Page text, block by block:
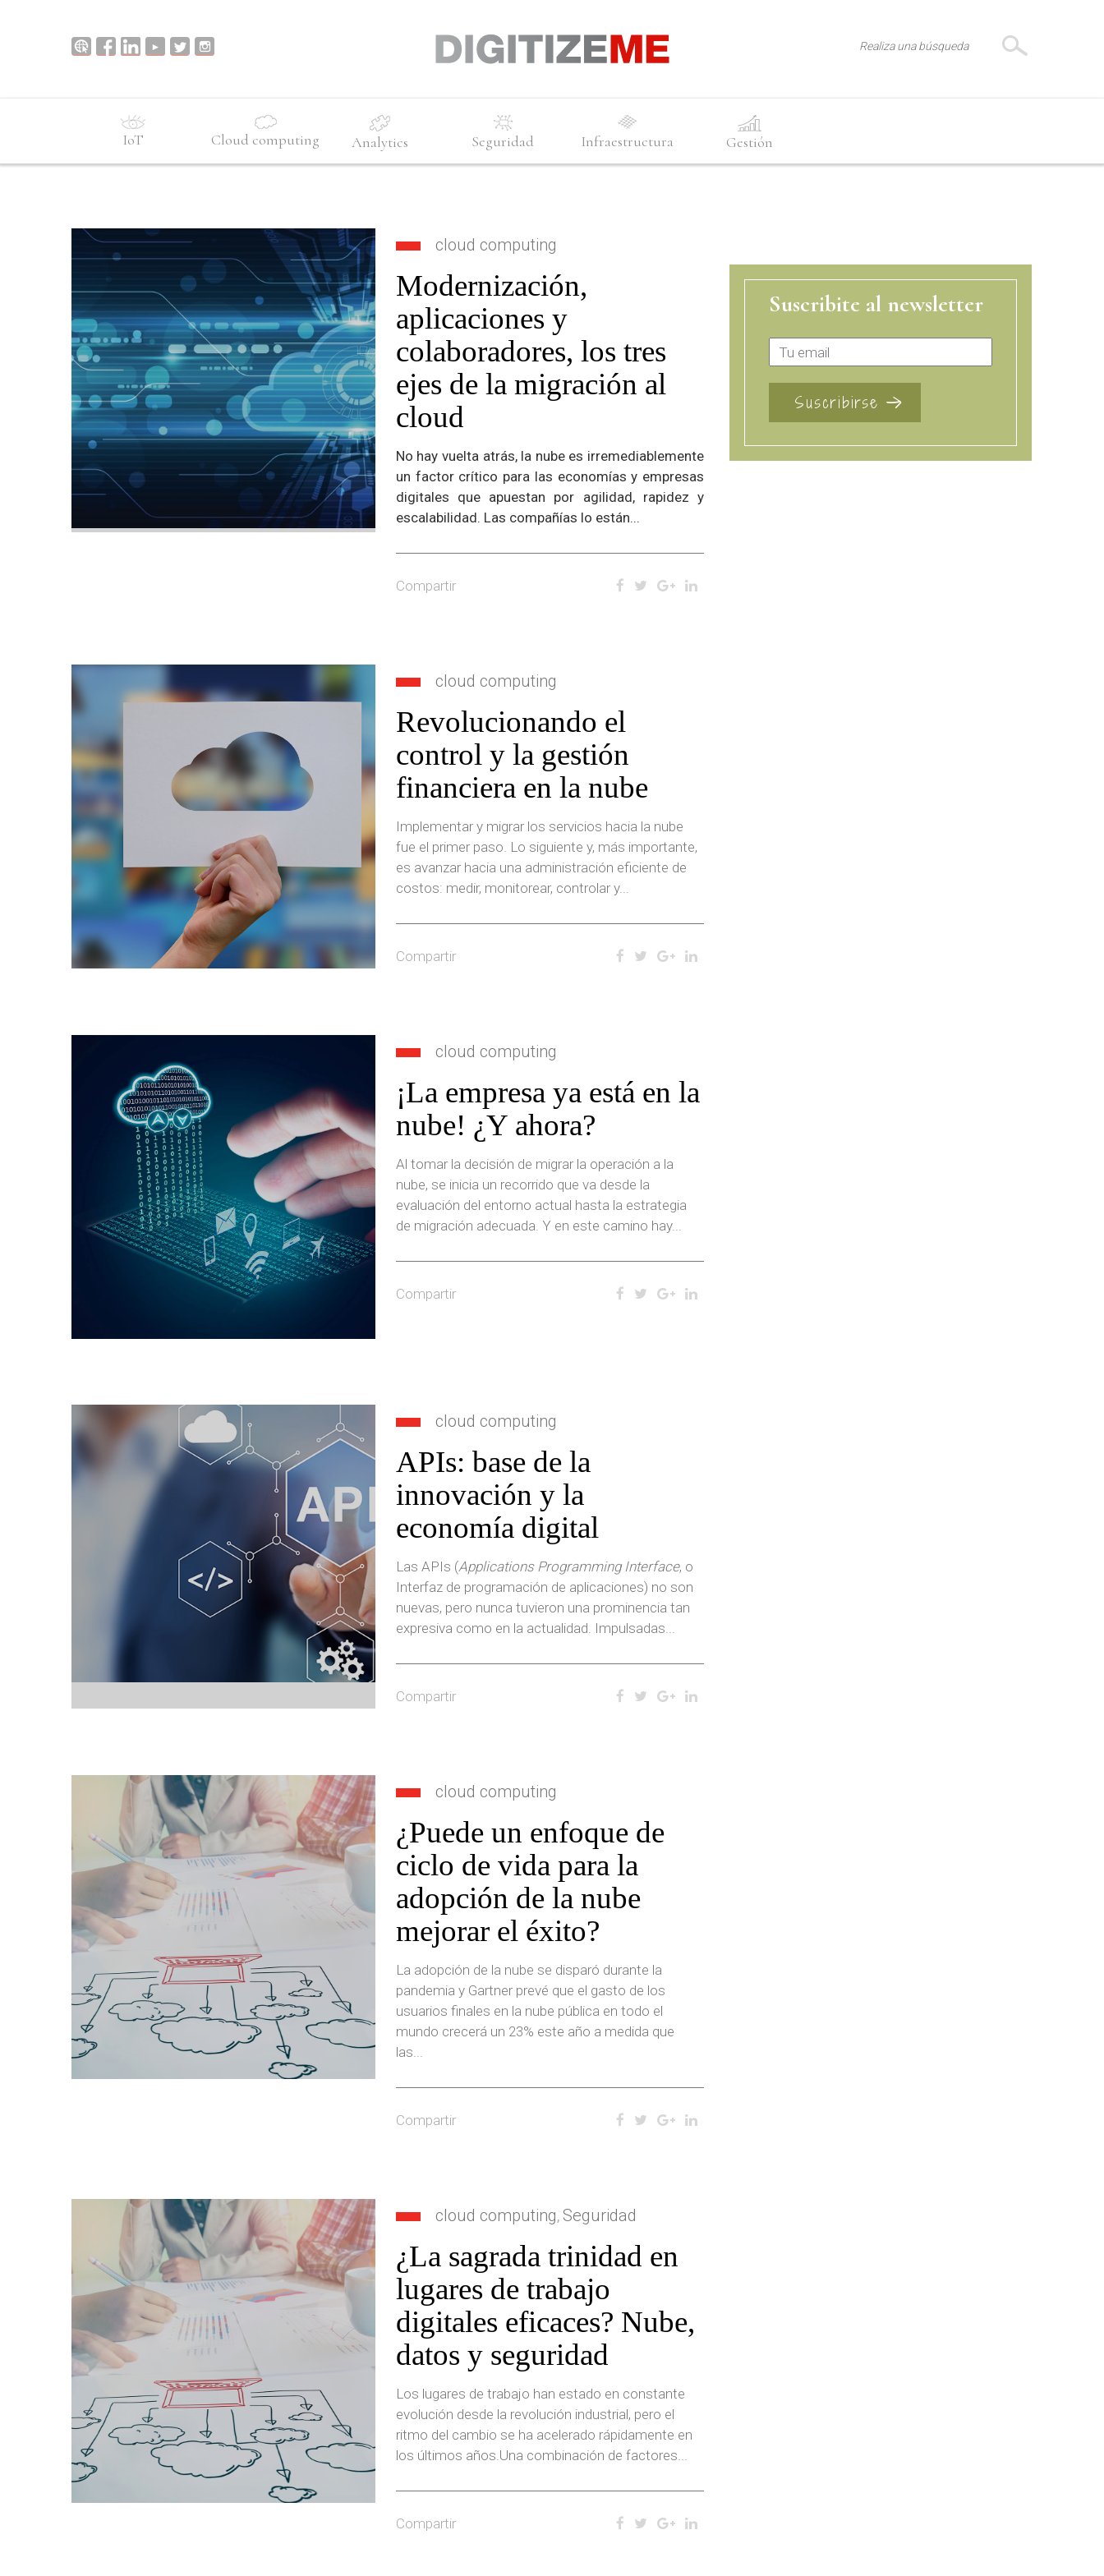
IoT Cloud computing Analytics Seguridad Infraestructura Gestión
cloud computing
Modernización,
aplicaciones y
colaboradores, los tres
ejes de la migración al
cloud
No hay vuelta atrás, la nube es irremediablemente
un factor crítico para las economías y empresas
digitales que apuestan por agilidad, rapidez y
escalabilidad. Las compañías lo están...
Compartir
cloud computing
Revolucionando el
control y la gestión
financiera en la nube
Implementar y migrar los servicios hacia la nube
fue el primer paso. Lo siguiente y, más importante,
es avanzar hacia una administración eficiente de
costos: medir, monitorear, controlar y...
Compartir
cloud computing
¡La empresa ya está en la
nube! ¿Y ahora?
Al tomar la decisión de migrar la operación a la
nube, se inicia un recorrido que va desde la
evaluación del entorno actual hasta la estrategia
de migración adecuada. Y en este camino hay...
Compartir
cloud computing
APIs: base de la
innovación y la
economía digital
Las APIs (Applications Programming Interface, o
Interfaz de programación de aplicaciones) no son
nuevas, pero nunca tuvieron una prominencia tan
expresiva como en la actualidad. Impulsadas...
Compartir
cloud computing
¿Puede un enfoque de
ciclo de vida para la
adopción de la nube
mejorar el éxito?
La adopción de la nube se disparó durante la
pandemia y Gartner prevé que el gasto de los
usuarios finales en la nube pública en todo el
mundo crecerá un 23% este año a medida que
las...
Compartir
cloud computing, Seguridad
¿La sagrada trinidad en
lugares de trabajo
digitales eficaces? Nube,
datos y seguridad
Los lugares de trabajo han estado en constante
evolución desde la revolución industrial, pero el
ritmo del cambio se ha acelerado rápidamente en
los últimos años.Una combinación de factores...
Compartir
Suscribite al newsletter